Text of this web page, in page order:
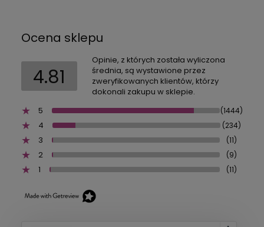
Ocena sklepu
4.81
Opinie, z których została wyliczona
średnia, są wystawione przez
zweryfikowanych klientów, którzy
dokonali zakupu w sklepie.
5
(1444)
4 (234)
3 (11)
2 (9)
1 (11)